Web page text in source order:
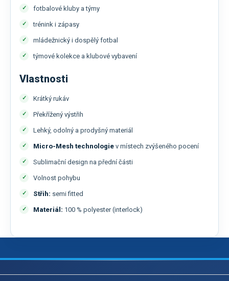
fotbalové kluby a týmy
trénink i zápasy
mládežnický i dospělý fotbal
týmové kolekce a klubové vybavení
Vlastnosti
Krátký rukáv
Překřížený výstřih
Lehký, odolný a prodyšný materiál
Micro-Mesh technologie v místech zvýšeného pocení
Sublimační design na přední části
Volnost pohybu
Střih: semi fitted
Materiál: 100 % polyester (interlock)
Z